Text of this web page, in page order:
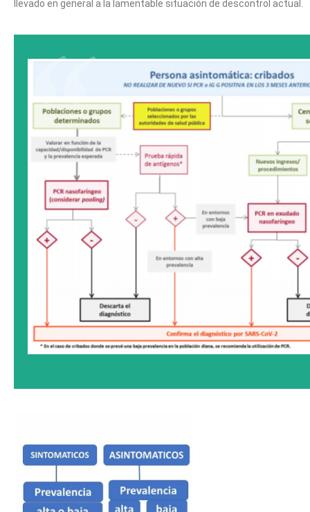
llevado en general a la lamentable situación de descontrol actual.